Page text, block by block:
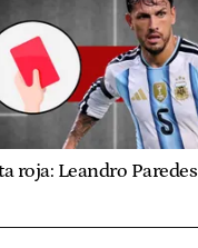
roja: Leandro Paredes